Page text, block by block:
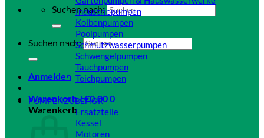
Suchen nach:
Suchen nach:
Anmelden
Warenkorb /€0,000
Warenkorb
Industriepumpen
Kolbenpumpen
Poolpumpen
Schmutzwasserpumpen
Schwengelpumpen
Tauchpumpen
Teichpumpen
PUMPENZUBEHÖR
Ersatzteile
Kessel
Motoren